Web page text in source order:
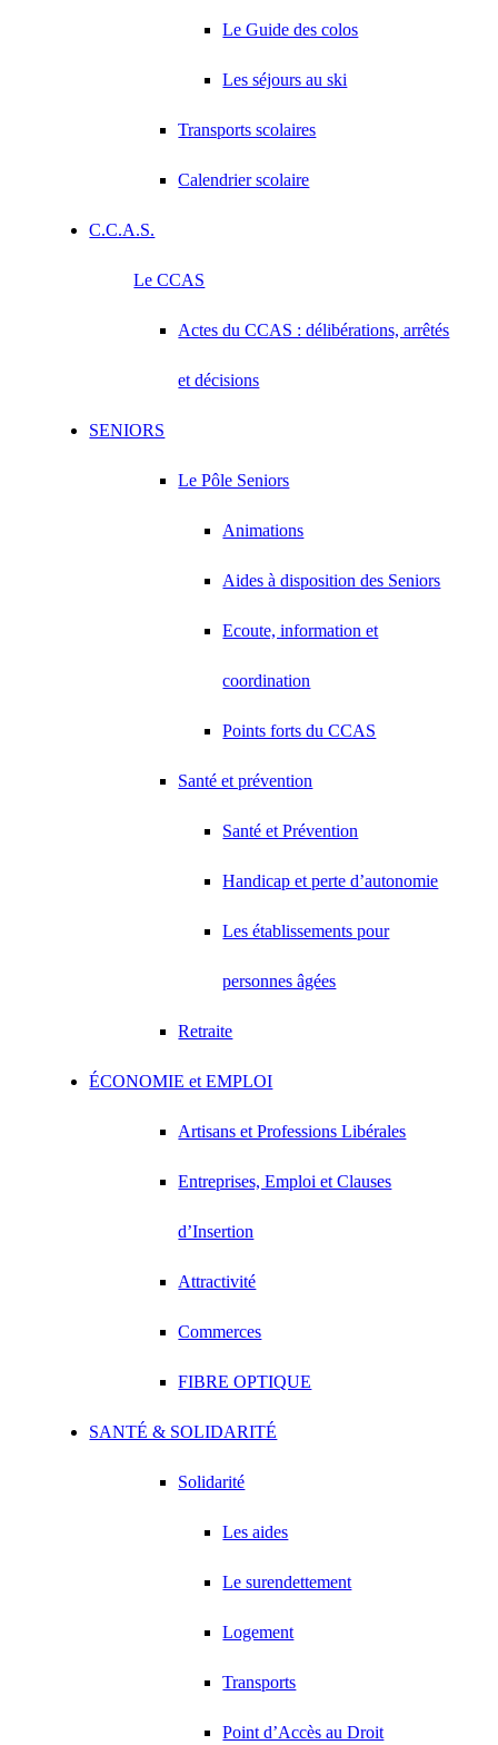
Le Guide des colos
Les séjours au ski
Transports scolaires
Calendrier scolaire
C.C.A.S.
Le CCAS
Actes du CCAS : délibérations, arrêtés
et décisions
SENIORS
Le Pôle Seniors
Animations
Aides à disposition des Seniors
Ecoute, information et
coordination
Points forts du CCAS
Santé et prévention
Santé et Prévention
Handicap et perte d’autonomie
Les établissements pour
personnes âgées
Retraite
ÉCONOMIE et EMPLOI
Artisans et Professions Libérales
Entreprises, Emploi et Clauses
d’Insertion
Attractivité
Commerces
FIBRE OPTIQUE
SANTÉ & SOLIDARITÉ
Solidarité
Les aides
Le surendettement
Logement
Transports
Point d’Accès au Droit